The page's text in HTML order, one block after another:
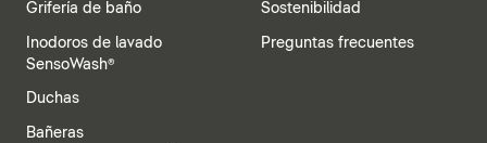
Grifería de baño
Inodoros de lavado
SensoWash®
Duchas
Bañeras
Sostenibilidad
Preguntas frecuentes